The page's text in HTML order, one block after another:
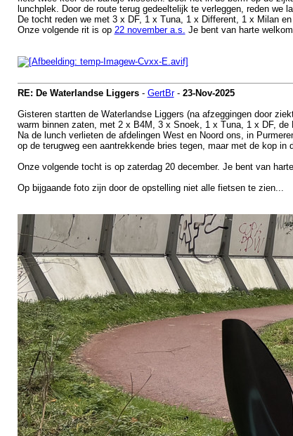
lunchplek. Door de route terug gedeeltelijk te verleggen, reden we
De tocht reden we met 3 x DF, 1 x Tuna, 1 x Different, 1 x Milan
Onze volgende rit is op 22 november a.s. Je bent van harte
RE: De Waterlandse Liggers- GertBr- 23-Nov-2025
Gisteren startten de Waterlandse Liggers (na afzeggingen door
warm binnen zaten, met 2 x B4M, 3 x Snoek, 1 x Tuna, 1 x DF, de
Na de lunch verlieten de afdelingen West en Noord ons, in
op de terugweg een aantrekkende bries tegen, maar met de kop in
Onze volgende tocht is op zaterdag 20 december. Je bent van
Op bijgaande foto zijn door de opstelling niet alle fietsen te zien...